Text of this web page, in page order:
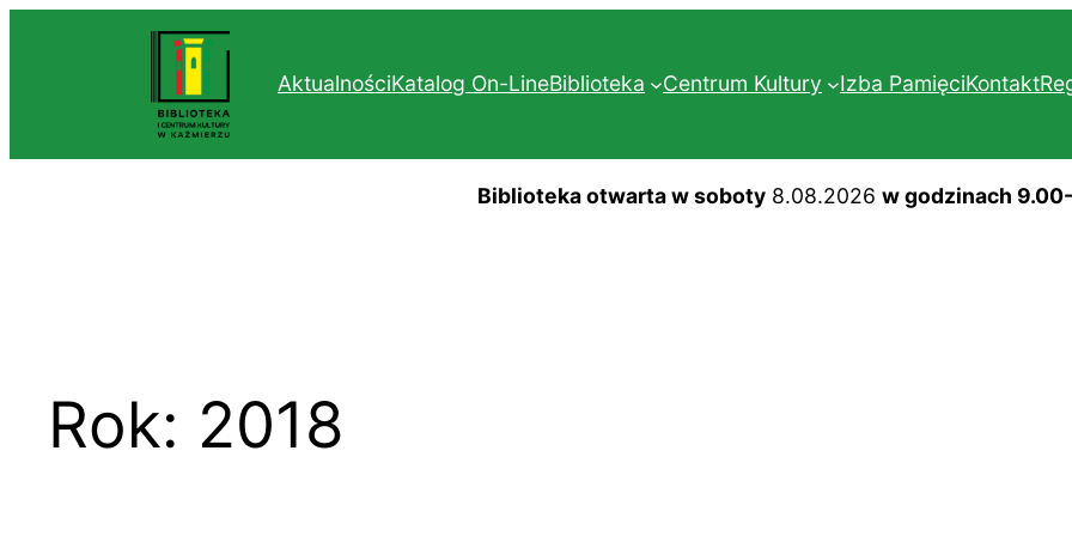
AktualnościKatalog On-LineBiblioteka Centrum Kultury Izba PamięciKontakt
Biblioteka otwarta w soboty8.08.2026 w godzinach
Rok: 2018